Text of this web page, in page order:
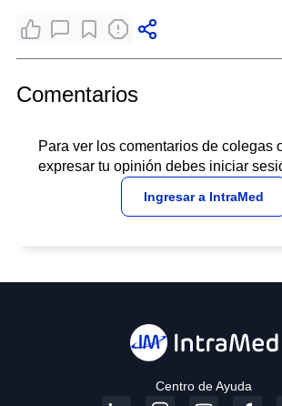
Comentarios
Para ver los comentarios de colegas
expresar tu opinión debes iniciar
Ingresar a IntraMed
Centro de Ayuda